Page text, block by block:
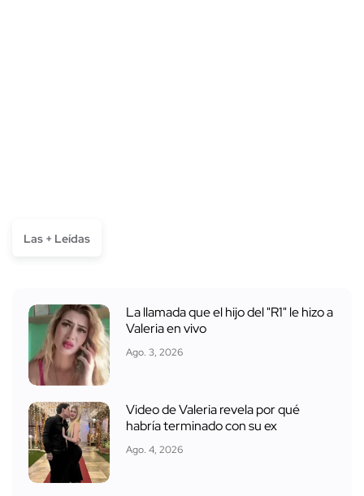
Las + Leídas
La llamada que el hijo del "R1" le hizo a
Valeria en vivo
Ago. 3, 2026
Video de Valeria revela por qué
habría terminado con su ex
Ago. 4, 2026